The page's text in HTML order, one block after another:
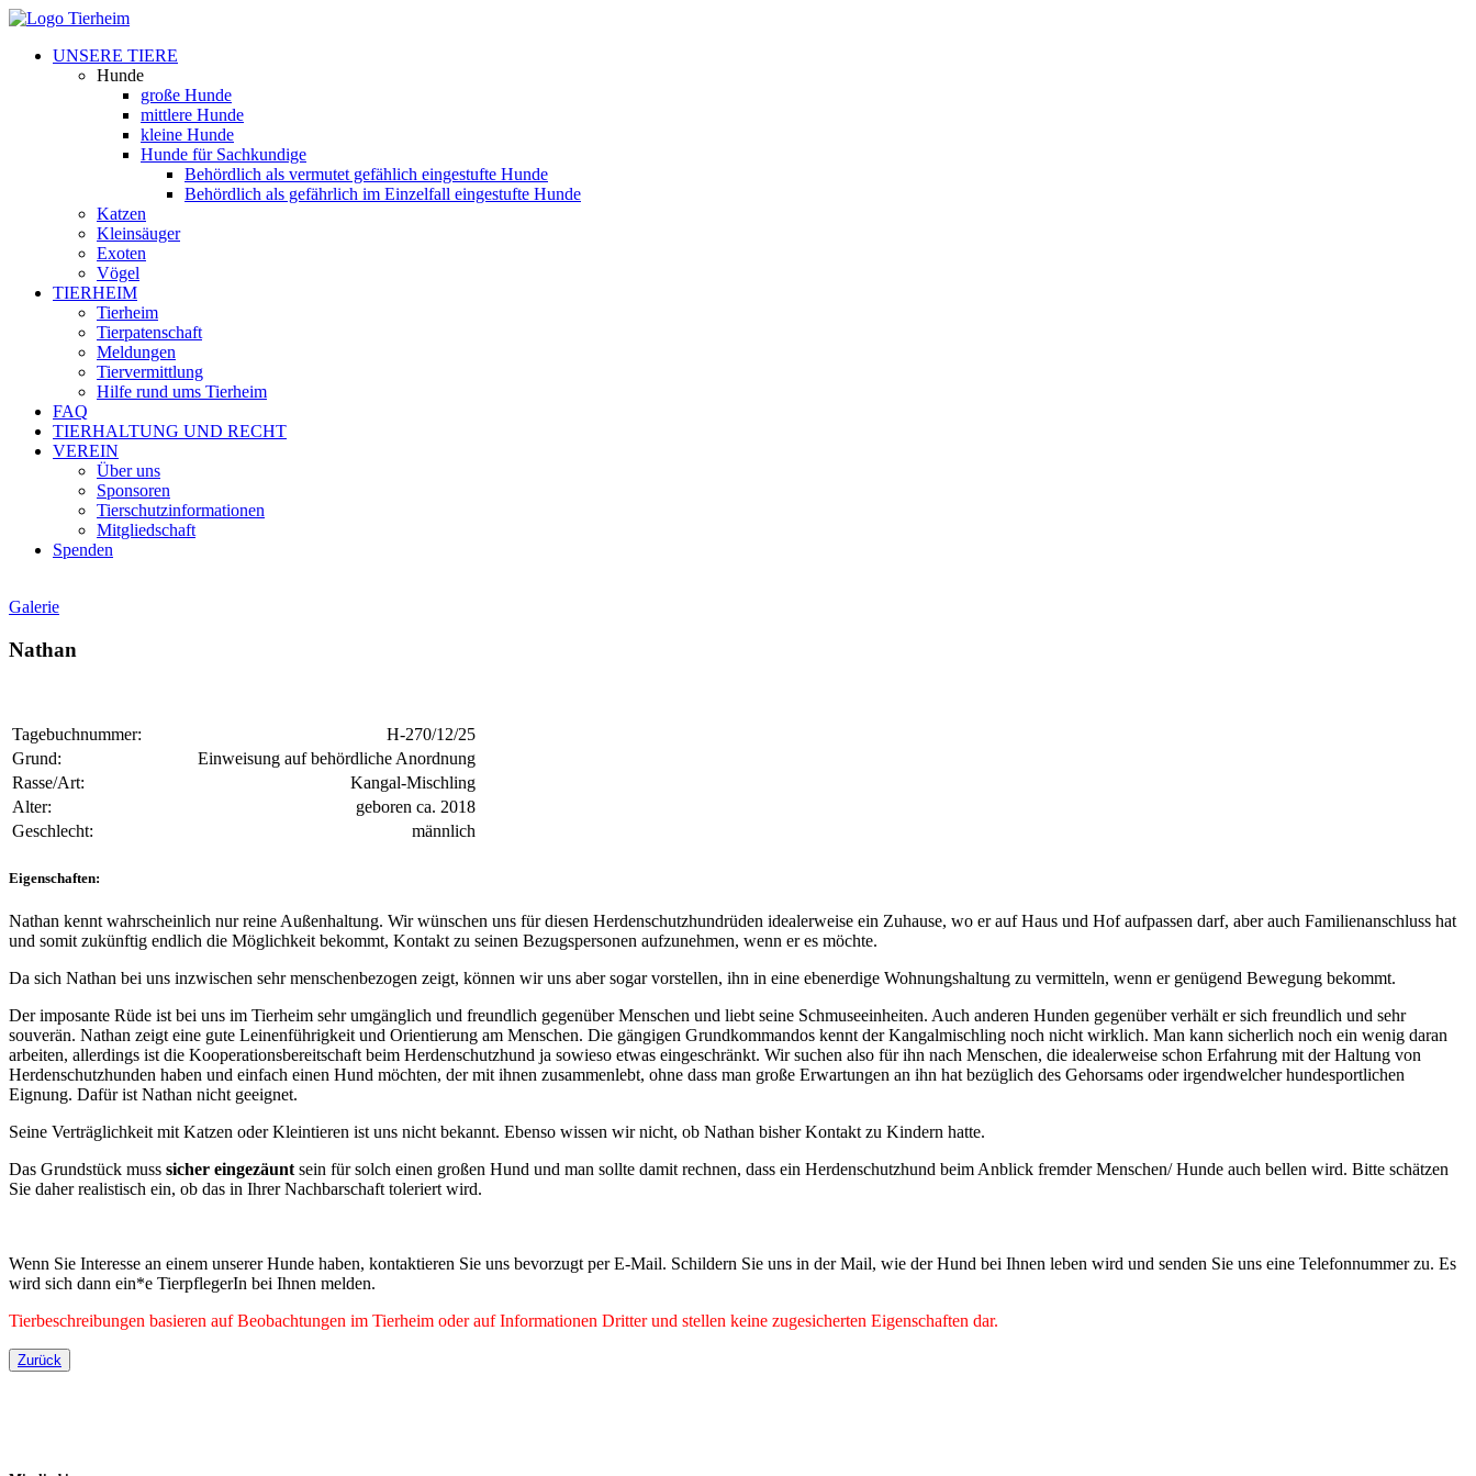
UNSERE TIERE
Hunde
große Hunde
mittlere Hunde
kleine Hunde
Hunde für Sachkundige
Behördlich als vermutet gefählich eingestufte Hunde
Behördlich als gefährlich im Einzelfall eingestufte Hunde
Katzen
Kleinsäuger
Exoten
Vögel
TIERHEIM
Tierheim
Tierpatenschaft
Meldungen
Tiervermittlung
Hilfe rund ums Tierheim
FAQ
TIERHALTUNG UND RECHT
VEREIN
Über uns
Sponsoren
Tierschutzinformationen
Mitgliedschaft
Spenden
Galerie
Nathan
Tagebuchnummer:
H-270/12/25
Grund:
Einweisung auf behördliche Anordnung
Rasse/Art:
Kangal-Mischling
Alter:
geboren ca. 2018
Geschlecht:
männlich
Eigenschaften:
Nathan kennt wahrscheinlich nur reine Außenhaltung. Wir wünschen uns für diesen Herdenschutzhundrüden idealerweise ein Zuhause, wo er auf Haus und Hof aufpassen darf, aber auch Familienanschluss hat
und somit zukünftig endlich die Möglichkeit bekommt, Kontakt zu seinen Bezugspersonen aufzunehmen, wenn er es möchte.
Da sich Nathan bei uns inzwischen sehr menschenbezogen zeigt, können wir uns aber sogar vorstellen, ihn in eine ebenerdige Wohnungshaltung zu vermitteln, wenn er genügend Bewegung bekommt.
Der imposante Rüde ist bei uns im Tierheim sehr umgänglich und freundlich gegenüber Menschen und liebt seine Schmuseeinheiten. Auch anderen Hunden gegenüber verhält er sich freundlich und sehr
souverän. Nathan zeigt eine gute Leinenführigkeit und Orientierung am Menschen. Die gängigen Grundkommandos kennt der Kangalmischling noch nicht wirklich. Man kann sicherlich noch ein wenig daran
arbeiten, allerdings ist die Kooperationsbereitschaft beim Herdenschutzhund ja sowieso etwas eingeschränkt. Wir suchen also für ihn nach Menschen, die idealerweise schon Erfahrung mit der Haltung von
Herdenschutzhunden haben und einfach einen Hund möchten, der mit ihnen zusammenlebt, ohne dass man große Erwartungen an ihn hat bezüglich des Gehorsams oder irgendwelcher hundesportlichen
Eignung. Dafür ist Nathan nicht geeignet.
Seine Verträglichkeit mit Katzen oder Kleintieren ist uns nicht bekannt. Ebenso wissen wir nicht, ob Nathan bisher Kontakt zu Kindern hatte.
Das Grundstück muss sicher eingezäunt sein für solch einen großen Hund und man sollte damit rechnen, dass ein Herdenschutzhund beim Anblick fremder Menschen/ Hunde auch bellen wird. Bitte schätzen
Sie daher realistisch ein, ob das in Ihrer Nachbarschaft toleriert wird.
Wenn Sie Interesse an einem unserer Hunde haben, kontaktieren Sie uns bevorzugt per E-Mail. Schildern Sie uns in der Mail, wie der Hund bei Ihnen leben wird und senden Sie uns eine Telefonnummer zu. Es
wird sich dann ein*e TierpflegerIn bei Ihnen melden.
Tierbeschreibungen basieren auf Beobachtungen im Tierheim oder auf Informationen Dritter und stellen keine zugesicherten Eigenschaften dar.
Zurück